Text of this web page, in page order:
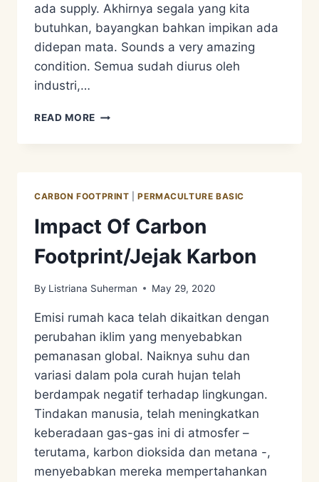
ada supply. Akhirnya segala yang kita
butuhkan, bayangkan bahkan impikan ada
didepan mata. Sounds a very amazing
condition. Semua sudah diurus oleh
industri,…
READ MORE GAMBARAN
CARBON
KARBON
CARBON FOOTPRINT |PERMACULTURE BASIC
Impact Of Carbon
Footprint/Jejak Karbon
By Listriana Suherman May 29, 2020
Emisi rumah kaca telah dikaitkan dengan
perubahan iklim yang menyebabkan
pemanasan global. Naiknya suhu dan
variasi dalam pola curah hujan telah
berdampak negatif terhadap lingkungan.
Tindakan manusia, telah meningkatkan
keberadaan gas-gas ini di atmosfer –
terutama, karbon dioksida dan metana -,
menyebabkan mereka mempertahankan